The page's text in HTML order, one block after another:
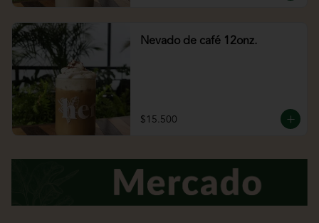
Nevado de café 12onz.
$15.500